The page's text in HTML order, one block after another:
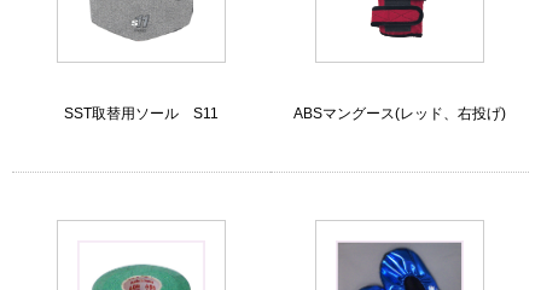
SST取替用ソール S11 ABSマングース(レッド、右投げ)